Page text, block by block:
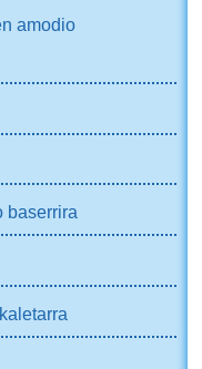
amodio
baserrira